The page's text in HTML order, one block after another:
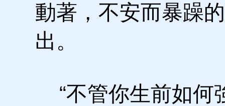
動著，不安而暴躁
出。
“不管你生前如何